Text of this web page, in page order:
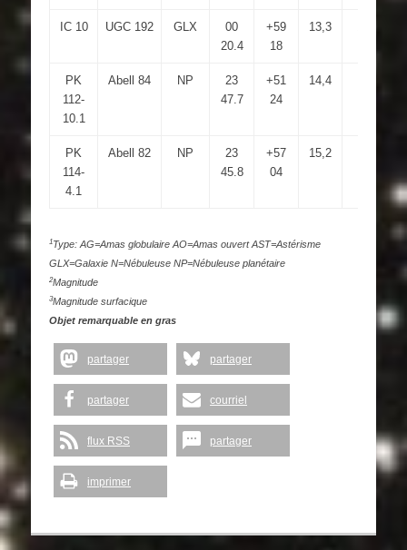
IC 10 UGC 192 GLX
00
20.4
+59
18
13,3
PK
112-
10.1
Abell 84 NP
23
47.7
+51
24
14,4
PK
114-
4.1
Abell 82 NP
23
45.8
+57
04
15,2
1Type: AG=Amas globulaire AO=Amas ouvert AST=Astérisme
GLX=Galaxie N=Nébuleuse NP=Nébuleuse planétaire
2Magnitude
3Magnitude surfacique
Objet remarquable en gras
partager partager
partager courriel
flux RSS partager
imprimer